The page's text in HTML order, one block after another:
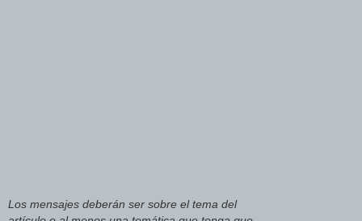
Los mensajes deberán ser sobre el tema del